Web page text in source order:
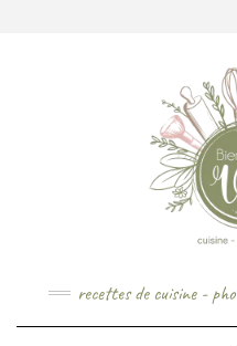
recettes de cuisine -